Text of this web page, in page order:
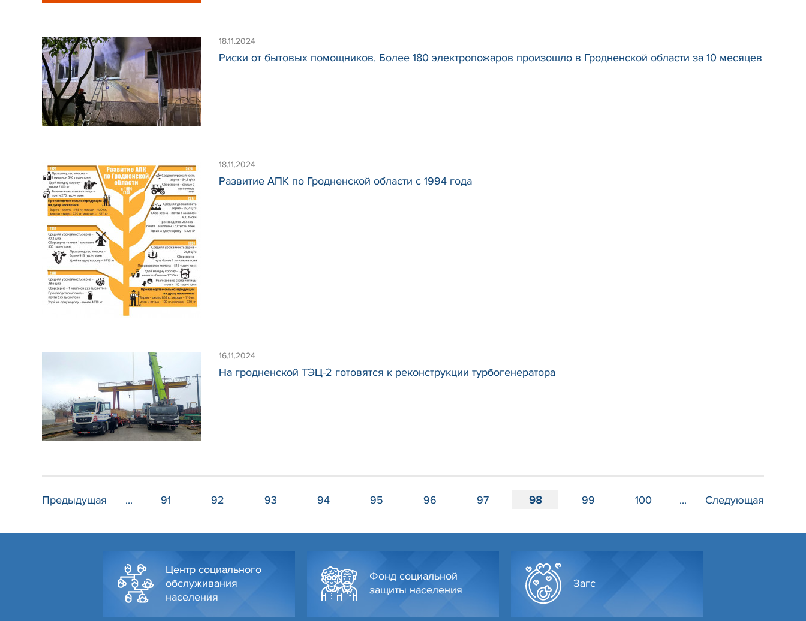
18.11.2024
Риски от бытовых помощников. Более 180 электропожаров произошло в Гродненской области за 10 месяцев
18.11.2024
Развитие АПК по Гродненской области с 1994 года
16.11.2024
На гродненской ТЭЦ-2 готовятся к реконструкции турбогенератора
Предыдущая ... 91 92 93 94 95 96 97 98 99 100 ... Следующая
Центр социального
обслуживания
населения
Фонд социальной
защиты населения
Загс